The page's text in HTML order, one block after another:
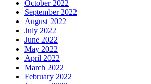
October 2022
September 2022
August 2022
July 2022
June 2022
May 2022
April 2022
March 2022
February 2022